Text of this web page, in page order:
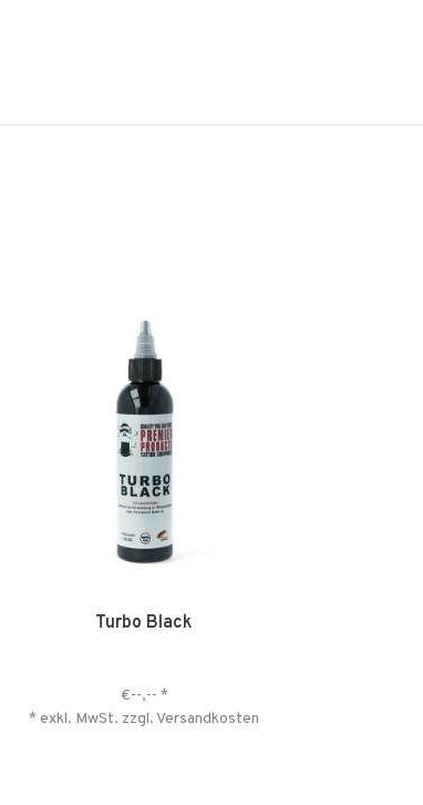
Turbo Black
€--,-- *
* exkl. MwSt. zzgl. Versandkosten